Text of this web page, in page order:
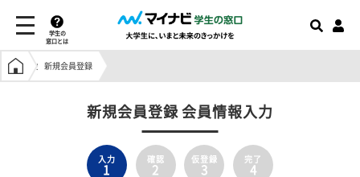
学生の
窓口とは
学生の窓口トップ
新規会員登録
新規会員登録 会員情報入力
入力
1
確認
2
仮登録
3
完了
4